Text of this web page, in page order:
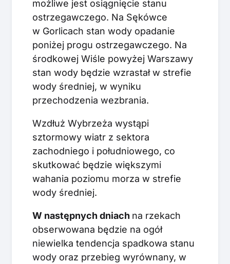
możliwe jest osiągnięcie stanu
ostrzegawczego. Na Sękówce
w Gorlicach stan wody opadanie
poniżej progu ostrzegawczego. Na
środkowej Wiśle powyżej Warszawy
stan wody będzie wzrastał w strefie
wody średniej, w wyniku
przechodzenia wezbrania.
Wzdłuż Wybrzeża wystąpi
sztormowy wiatr z sektora
zachodniego i południowego, co
skutkować będzie większymi
wahania poziomu morza w strefie
wody średniej.
W następnych dniach na rzekach
obserwowana będzie na ogół
niewielka tendencja spadkowa stanu
wody oraz przebieg wyrównany, w